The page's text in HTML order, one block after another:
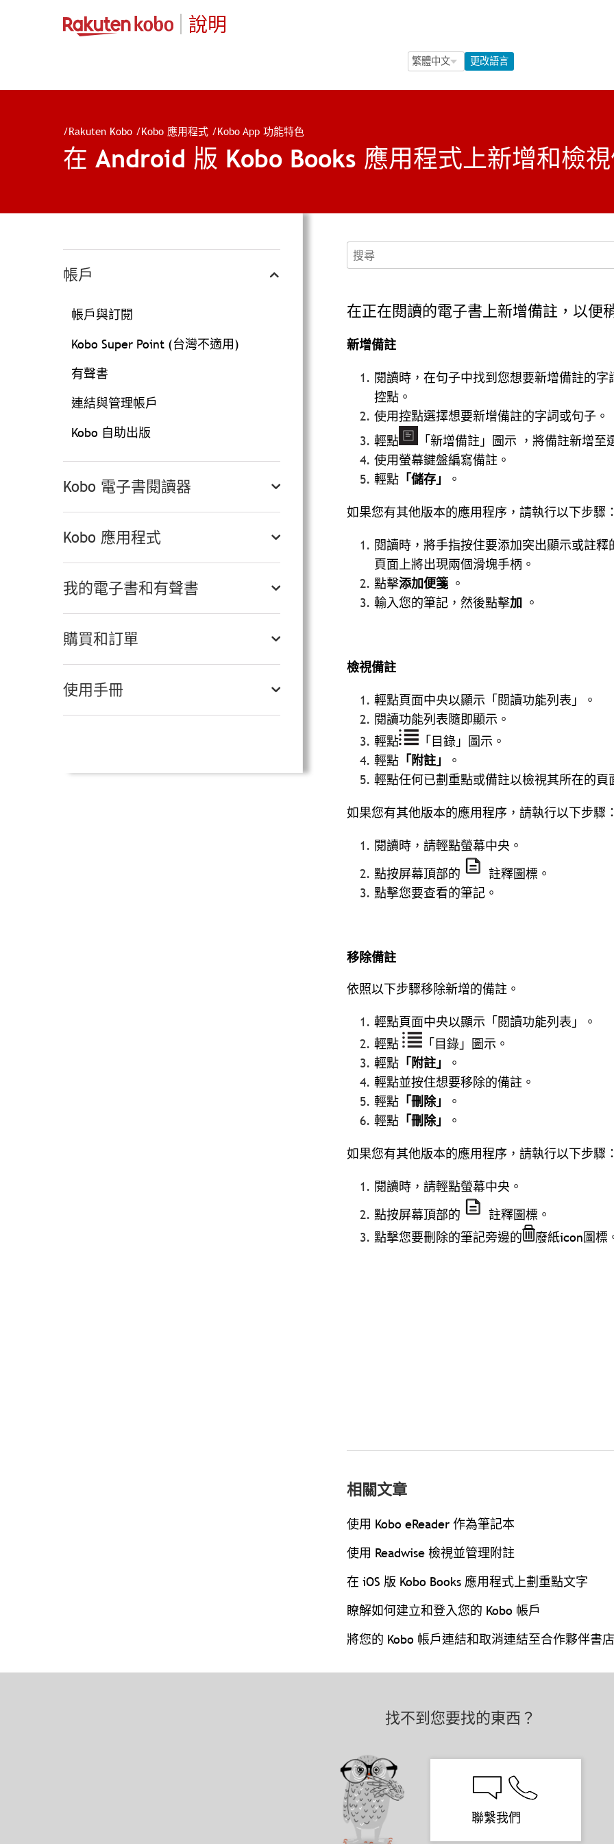
說明
Language Selection
Language Selection
更改語言
/Rakuten Kobo /Kobo 應用程式 /Kobo App 功能特色
在 Android 版 Kobo Books 應用程式上新增和檢
帳戶
帳戶與訂閱
Kobo Super Point (台灣不適用)
有聲書
連結與管理帳戶
Kobo 自助出版
Kobo 電子書閱讀器
Kobo 應用程式
我的電子書和有聲書
購買和訂單
使用手冊
搜尋
在正在閱讀的電子書上新增備註，以便
新增備註
閱讀時，在句子中找到您想要新增備註的
控點。
使用控點選擇想要新增備註的字詞或句子。
輕點
「新增備註」圖示 ，將備註新增至
使用螢幕鍵盤編寫備註。
輕點 「儲存」 。
如果您有其他版本的應用程序，請執行以下步驟
閱讀時，將手指按住要添加突出顯示或註
頁面上將出現兩個滑塊手柄。
點擊添加便箋 。
輸入您的筆記，然後點擊加 。
檢視備註
輕點頁面中央以顯示「閱讀功能列表」。
閱讀功能列表隨即顯示。
輕點
「目錄」圖示。
輕點 「附註」
。
輕點任何已劃重點或備註以檢視其所在的頁
如果您有其他版本的應用程序，請執行以下步驟
閱讀時，請輕點螢幕中央。
點按屏幕頂部的
註釋圖標。
點擊您要查看的筆記。
移除備註
依照以下步驟移除新增的備註。
輕點頁面中央以顯示「閱讀功能列表」。
輕點
「目錄」圖示。
輕點 「附註」
。
輕點並按住想要移除的備註。
輕點 「刪除」
。
輕點 「刪除」 。
如果您有其他版本的應用程序，請執行以下步驟
閱讀時，請輕點螢幕中央。
點按屏幕頂部的
註釋圖標。
點擊您要刪除的筆記旁邊的
廢紙icon圖標
相關文章
使用 Kobo eReader 作為筆記本
使用 Readwise 檢視並管理附註
在 iOS 版 Kobo Books 應用程式上劃重點文字
瞭解如何建立和登入您的 Kobo 帳戶
將您的 Kobo 帳戶連結和取消連結至合作夥伴書店
找不到您要找的東西？
聯繫我們